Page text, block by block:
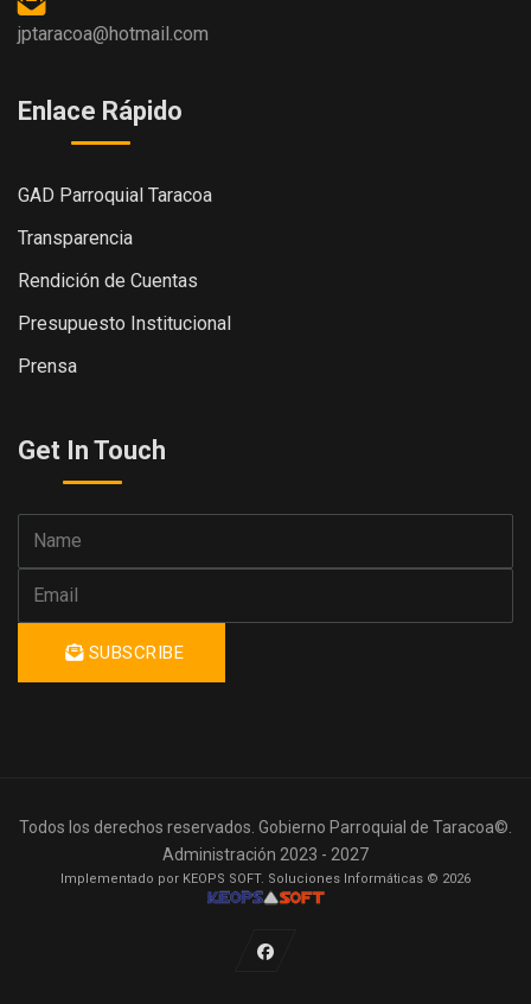
jptaracoa@hotmail.com
Enlace Rápido
GAD Parroquial Taracoa
Transparencia
Rendición de Cuentas
Presupuesto Institucional
Prensa
Get In Touch
SUBSCRIBE
Todos los derechos reservados. Gobierno Parroquial de Taracoa©.
Administración 2023 - 2027
Implementado por KEOPS SOFT. Soluciones Informáticas © 2026